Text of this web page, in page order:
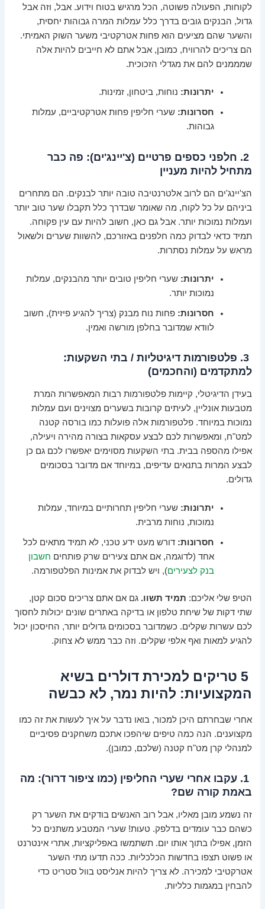
לקוחות, הפעולה פשוטה, הכל מרגיש בטוח וידוע. אבל, וזה אבל
גדול, הבנקים גובים בדרך כלל עמלות המרה גבוהות יחסית,
והשער שהם מציעים הוא פחות אטרקטיבי משער השוק האמיתי.
הם צריכים להרוויח, כמובן, אבל אתם לא חייבים להיות אלה
שמממנים להם את מגדלי הזכוכית.
יתרונות: נוחות, ביטחון, זמינות.
חסרונות: שערי חליפין פחות אטרקטיביים, עמלות
גבוהות.
2. חלפני כספים פרטיים (צ'יינג'ים): פה כבר
מתחיל להיות מעניין
הצ'יינג'ים הם לרוב אלטרנטיבה טובה יותר לבנקים. הם מתחרים
ביניהם על כל לקוח, מה שאומר שבדרך כלל תקבלו שער טוב יותר
ועמלות נמוכות יותר. אבל גם כאן, חשוב להיות עם עין פקוחה.
תמיד כדאי לבדוק כמה חלפנים באזורכם, להשוות שערים ולשאול
מראש על עמלות נסתרות.
יתרונות: שערי חליפין טובים יותר מהבנקים, עמלות
נמוכות יותר.
חסרונות: פחות נוח מבנק (צריך להגיע פיזית), חשוב
לוודא שמדובר בחלפן מורשה ואמין.
3. פלטפורמות דיגיטליות / בתי השקעות:
למתקדמים (והחכמים)
בעידן הדיגיטלי, קיימות פלטפורמות רבות המאפשרות המרת
מטבעות אונליין, לעיתים קרובות בשערים מצוינים ועם עמלות
נמוכות במיוחד. פלטפורמות אלה פועלות כמו בורסה קטנה
למט"ח, ומאפשרות לכם לבצע עסקאות בצורה מהירה ויעילה,
אפילו מהספה בבית. בתי השקעות מסוימים יאפשרו לכם גם כן
לבצע המרות בתנאים עדיפים, במיוחד אם מדובר בסכומים
גדולים.
יתרונות: שערי חליפין תחרותיים במיוחד, עמלות
נמוכות, נוחות מרבית.
חסרונות: דורש מעט ידע טכני, לא תמיד מתאים לכל
אחד (לדוגמה, אם אתם צעירים שרק פותחים חשבון
בנק לצעירים), ויש לבדוק את אמינות הפלטפורמה.
הטיפ שלי אליכם: תמיד תשוו. גם אם אתם צריכים סכום קטן,
שתי דקות של שיחת טלפון או בדיקה באתרים שונים יכולות לחסוך
לכם עשרות שקלים. כשמדובר בסכומים גדולים יותר, החיסכון יכול
להגיע למאות ואף אלפי שקלים. וזה כבר ממש לא צחוק.
5 טריקים למכירת דולרים בשיא
המקצועיות: להיות נמר, לא כבשה
אחרי שבחרתם היכן למכור, בואו נדבר על איך לעשות את זה כמו
מקצוענים. הנה כמה טיפים שיהפכו אתכם משחקנים פסיביים
למנהלי קרן מט"ח קטנה (שלכם, כמובן).
1. עקבו אחרי שערי החליפין (כמו ציפור דרור): מה
באמת קורה שם?
זה נשמע מובן מאליו, אבל רוב האנשים בודקים את השער רק
כשהם כבר עומדים בדלפק. טעות! שערי המטבע משתנים כל
הזמן, אפילו בתוך אותו יום. תשתמשו באפליקציות, אתרי אינטרנט
או פשוט תצפו בחדשות הכלכליות. ככה תדעו מתי השער
אטרקטיבי למכירה. לא צריך להיות אנליסט בוול סטריט כדי
להבחין במגמות כלליות.